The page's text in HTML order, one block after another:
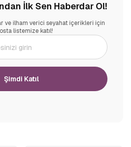
İlk Sen Haberdar Ol!
ve ilham verici seyahat içerikleri için
listemize katıl!
Şimdi Katıl